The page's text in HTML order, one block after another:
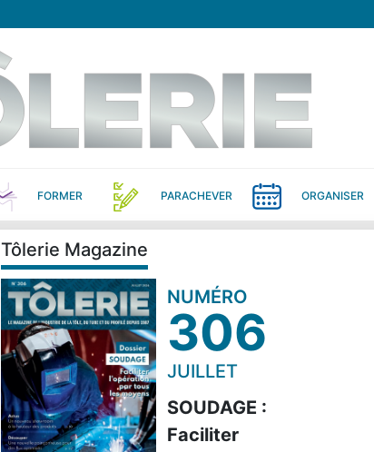
FORMER PARACHEVER ORGANISER
Tôlerie Magazine
NUMÉRO
306
JUILLET
SOUDAGE :
Faciliter